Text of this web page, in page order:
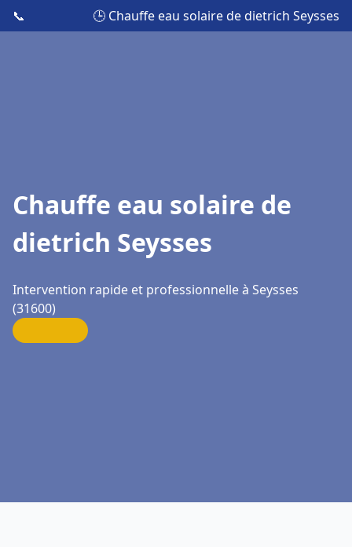
📞 🕒 Chauffe eau solaire de dietrich Seysses
Chauffe eau solaire de
dietrich Seysses
Intervention rapide et professionnelle à Seysses
(31600)